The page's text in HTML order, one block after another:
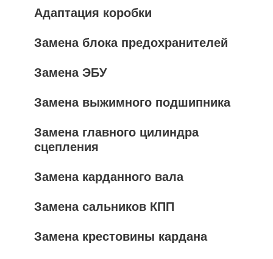
Адаптация коробки
Замена блока предохранителей
Замена ЭБУ
Замена выжимного подшипника
Замена главного цилиндра
сцепления
Замена карданного вала
Замена сальников КПП
Замена крестовины кардана